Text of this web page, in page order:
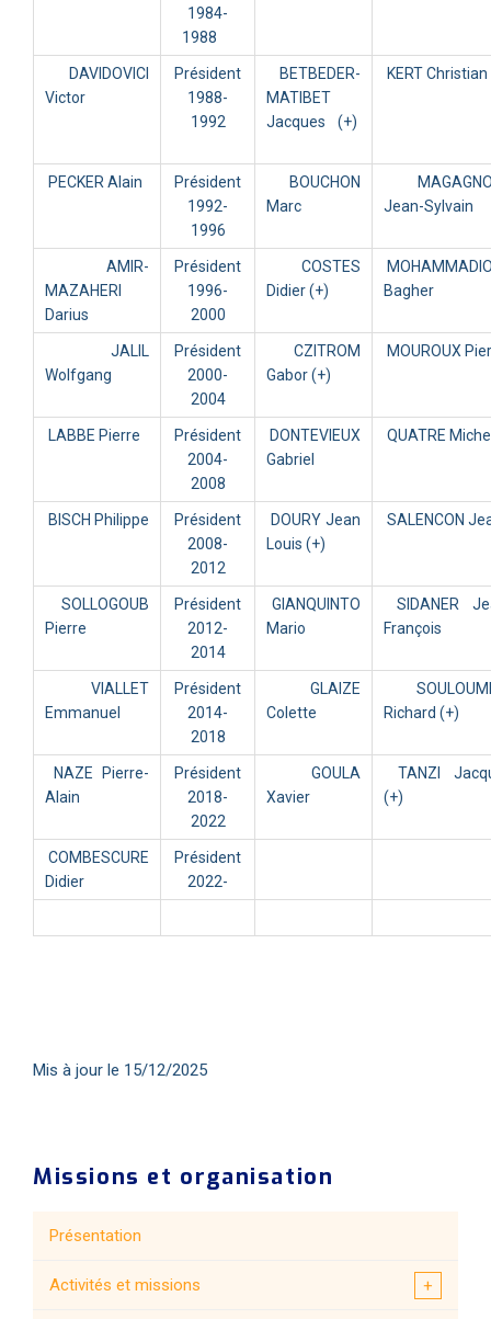
1984-
1988
DAVIDOVICI
Victor
Président
1988-
1992
BETBEDER-
MATIBET
Jacques (+)
KERT Christian
PECKER Alain
Président
1992-
1996
BOUCHON
Marc
Jean-Sylvain
AMIR-
MAZAHERI
Darius
Président
1996-
2000
COSTES
Didier (+)
Bagher
JALIL
Wolfgang
Président
2000-
2004
CZITROM
Gabor (+)
MOUROUX
LABBE Pierre
Président
2004-
2008
DONTEVIEUX
Gabriel
QUATRE
BISCH Philippe
Président
2008-
2012
DOURY Jean
Louis (+)
SALENCON
SOLLOGOUB
Pierre
Président
2012-
2014
GIANQUINTO
Mario
SIDANER
François
VIALLET
Emmanuel
Président
2014-
2018
GLAIZE
Colette
Richard (+)
NAZE Pierre-
Alain
Président
2018-
2022
GOULA
Xavier
TANZI
(+)
COMBESCURE
Didier
Président
2022-
Mis à jour le 15/12/2025
Missions et organisation
Présentation
Activités et missions